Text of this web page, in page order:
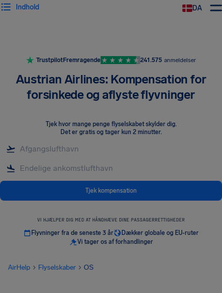
DA
Indhold
TrustpilotFremragende 241.575 anmeldelser
Austrian Airlines: Kompensation for
forsinkede og aflyste flyvninger
Tjek hvor mange penge flyselskabet skylder dig.
Det er gratis og tager kun 2 minutter.
Tjek kompensation
VI HJÆLPER DIG MED AT HÅNDHÆVE DINE PASSAGERRETTIGHEDER
Flyvninger fra de seneste 3 år
Dækker globale og EU-ruter
Vi tager os af forhandlinger
AirHelp Flyselskaber OS